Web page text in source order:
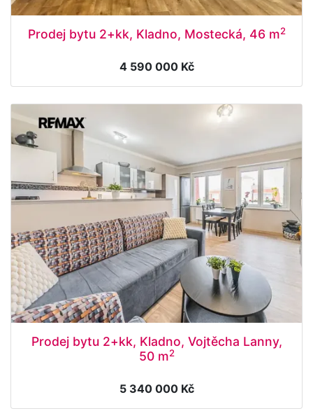
Prodej bytu 2+kk, Kladno, Mostecká, 46 m2
4 590 000 Kč
Prodej bytu 2+kk, Kladno, Vojtěcha Lanny,
50 m2
5 340 000 Kč